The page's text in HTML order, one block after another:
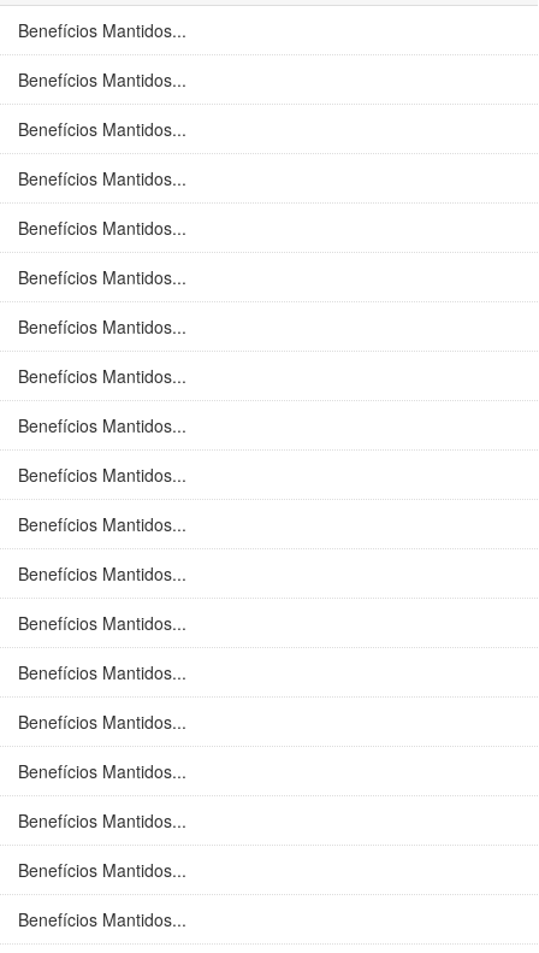
Benefícios Mantidos...
Benefícios Mantidos...
Benefícios Mantidos...
Benefícios Mantidos...
Benefícios Mantidos...
Benefícios Mantidos...
Benefícios Mantidos...
Benefícios Mantidos...
Benefícios Mantidos...
Benefícios Mantidos...
Benefícios Mantidos...
Benefícios Mantidos...
Benefícios Mantidos...
Benefícios Mantidos...
Benefícios Mantidos...
Benefícios Mantidos...
Benefícios Mantidos...
Benefícios Mantidos...
Benefícios Mantidos...